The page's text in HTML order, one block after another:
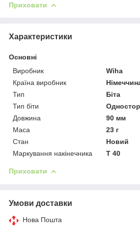
Приховати
Характеристики
Основні
Виробник
Wiha
Країна виробник
Тип
Біта
Тип біти
Довжина
90 мм
Маса
23 г
Стан
Новий
Маркування накінечника
Т 40
Приховати
Умови доставки
Нова Пошта